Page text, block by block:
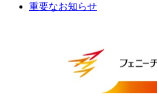
重要なお知らせ